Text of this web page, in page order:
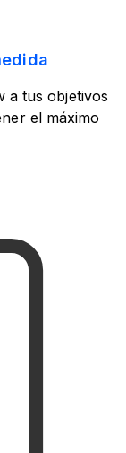
a tus objetivos
el máximo